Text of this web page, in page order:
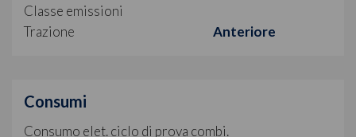
Classe emissioni
Trazione
Anteriore
Consumi
Consumo elet. ciclo di prova combi.